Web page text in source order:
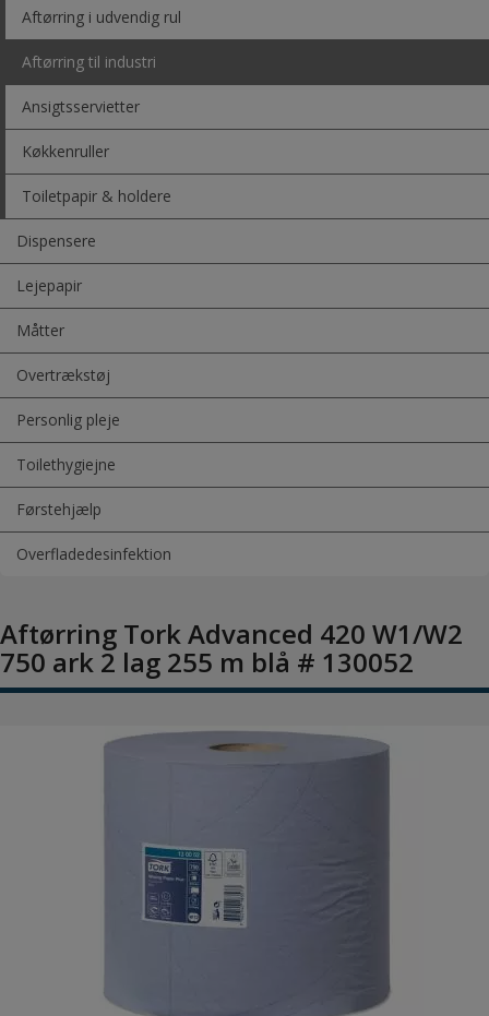
Aftørring i udvendig rul
Aftørring til industri
Ansigtsservietter
Køkkenruller
Toiletpapir & holdere
Dispensere
Lejepapir
Måtter
Overtrækstøj
Personlig pleje
Toilethygiejne
Førstehjælp
Overfladedesinfektion
Aftørring Tork Advanced 420 W1/W2
750 ark 2 lag 255 m blå # 130052